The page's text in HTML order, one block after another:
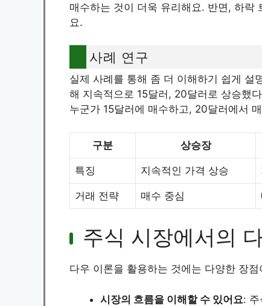
매수하는 것이 더욱 유리해요. 반면, 하락
요.
사례 연구
실제 사례를 통해 좀 더 이해하기 쉽게 설
해 지속적으로 15달러, 20달러로 상승했
누군가 15달러에 매수하고, 20달러에서
구분 상승장
특징 지속적인 가격 상승
거래 전략 매수 중심
주식 시장에서의
다우 이론을 활용하는 것에는 다양한 장점
시장의 흐름을 이해할 수 있어요: